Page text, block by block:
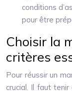
conditions
pour être
Choisir la
critères
Pour réussir un
crucial. Il faut